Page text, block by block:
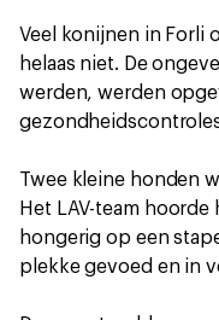
Veel konijnen in Forli
helaas niet. De
werden, werden
Twee kleine honden
Het LAV-team
hongerig op een
plekke gevoed en in